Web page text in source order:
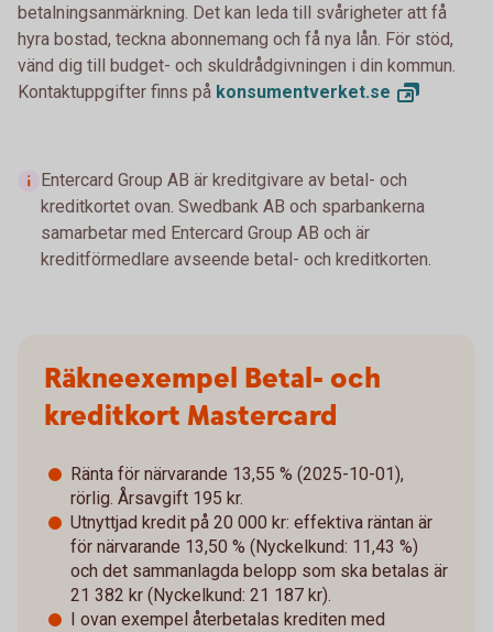
betalningsanmärkning. Det kan leda till svårigheter att få
hyra bostad, teckna abonnemang och få nya lån. För stöd,
vänd dig till budget- och skuldrådgivningen i din kommun.
Kontaktuppgifter finns på konsumentverket.se
Entercard Group AB är kreditgivare av betal- och
kreditkortet ovan. Swedbank AB och sparbankerna
samarbetar med Entercard Group AB och är
kreditförmedlare avseende betal- och kreditkorten.
Räkneexempel Betal- och
kreditkort Mastercard
Ränta för närvarande 13,55 % (2025-10-01),
rörlig. Årsavgift 195 kr.
Utnyttjad kredit på 20 000 kr: effektiva räntan är
för närvarande 13,50 % (Nyckelkund: 11,43 %)
och det sammanlagda belopp som ska betalas är
21 382 kr (Nyckelkund: 21 187 kr).
I ovan exempel återbetalas krediten med